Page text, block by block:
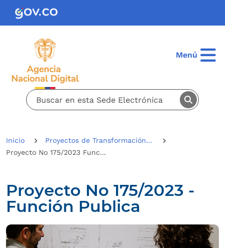
Pasar al contenido principal
Menú
Inicio
Proyectos de Transformación...
Proyecto No 175/2023 Func...
Proyecto No 175/2023 -
Función Publica